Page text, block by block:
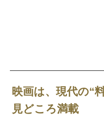
映画は、現代の“
見どころ満載